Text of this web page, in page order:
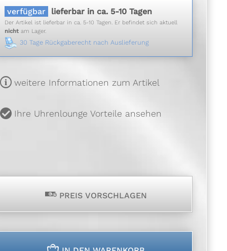
verfügbar lieferbar in ca. 5-10 Tagen
Der Artikel ist lieferbar in ca. 5-10 Tagen. Er befindet sich aktuell
nichtam Lager.
30 Tage Rückgaberecht nach Auslieferung
weitere Informationen zum Artikel
Ihre Uhrenlounge Vorteile ansehen
p PREIS VORSCHLAGEN